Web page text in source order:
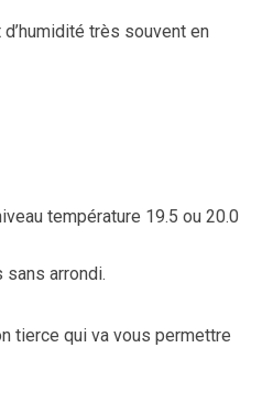
très souvent en
température 19.5 ou 20.0
sans arrondi.
tierce qui va vous permettre